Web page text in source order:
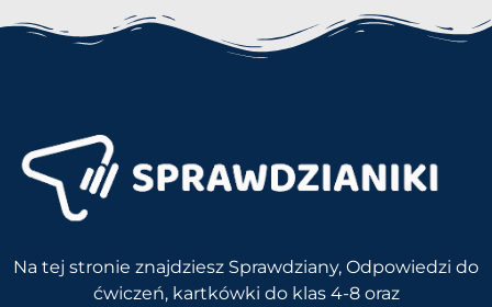
Na tej stronie znajdziesz Sprawdziany, Odpowiedzi do
ćwiczeń, kartkówki do klas 4-8 oraz